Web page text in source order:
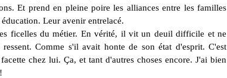
Et prend en pleine poire les alliances entre les familles
Leur avenir entrelacé.
ficelles du métier. En vérité, il vit un deuil difficile et ne
Comme s'il avait honte de son état d'esprit. C'est
chez lui. Ça, et tant d'autres choses encore. J'ai bien